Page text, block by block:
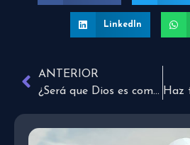
LinkedIn
ANTERIOR
¿Será que Dios es como crees?